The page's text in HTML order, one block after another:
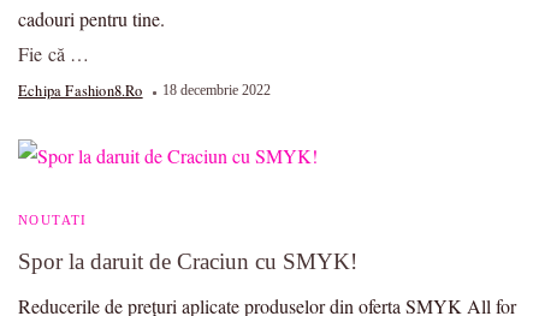
cadouri pentru tine.
Fie că …
Echipa Fashion8.ro 18 decembrie 2022
NOUTATI
Spor la daruit de Craciun cu SMYK!
Reducerile de prețuri aplicate produselor din oferta SMYK All for